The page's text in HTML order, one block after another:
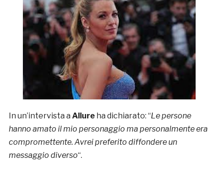
In un’intervista a Allureha dichiarato: “Le persone
hanno amato il mio personaggio ma personalmente era
compromettente. Avrei preferito diffondere un
messaggio diverso“.